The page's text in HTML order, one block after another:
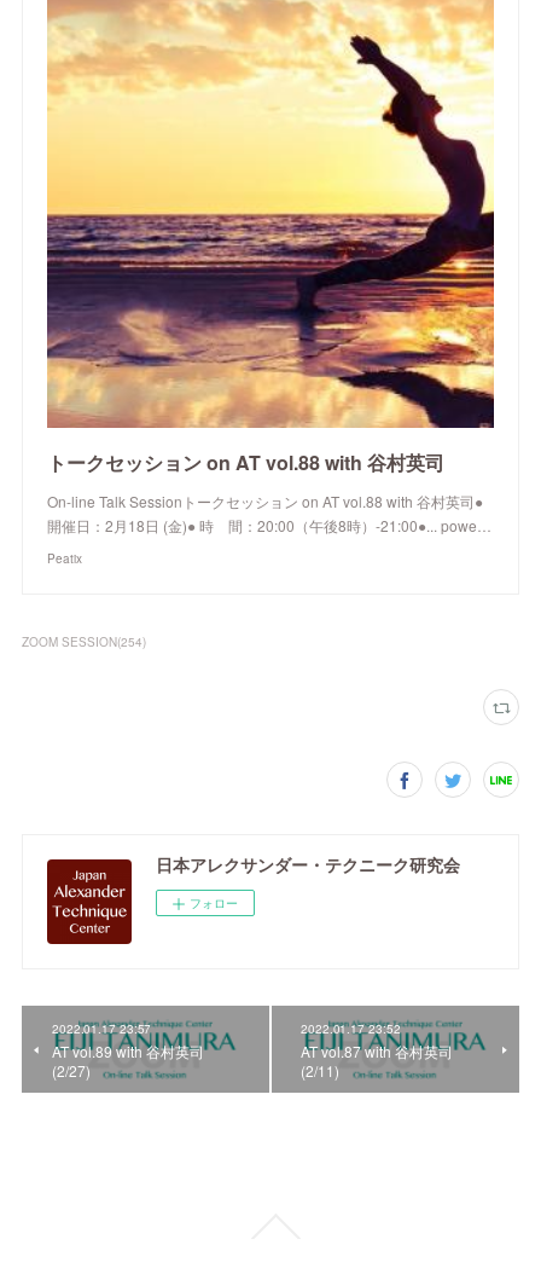
トークセッション on AT vol.88 with 谷村英司
On-line Talk Sessionトークセッション on AT vol.88 with 谷村英司●
開催日：2月18日 (金)● 時 間：20:00（午後8時）-21:00●... powe…
Peatix
ZOOM SESSION(254)
日本アレクサンダー・テクニーク研究会
フォロー
2022.01.17 23:57
AT vol.89 with 谷村英司
(2/27)
2022.01.17 23:52
AT vol.87 with 谷村英司
(2/11)